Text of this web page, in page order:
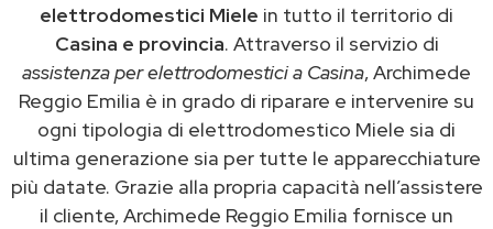
elettrodomestici Miele in tutto il territorio di
Casina e provincia. Attraverso il servizio di
assistenza per elettrodomestici a Casina, Archimede
Reggio Emilia è in grado di riparare e intervenire su
ogni tipologia di elettrodomestico Miele sia di
ultima generazione sia per tutte le apparecchiature
più datate. Grazie alla propria capacità nell’assistere
il cliente, Archimede Reggio Emilia fornisce un